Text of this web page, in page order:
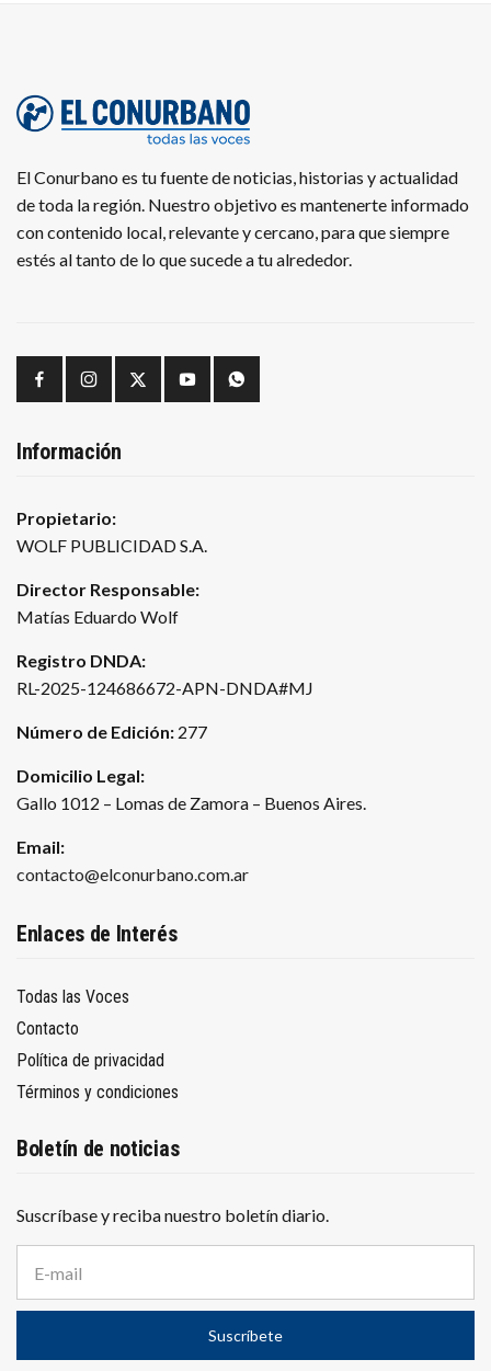
El Conurbano es tu fuente de noticias, historias y actualidad
de toda la región. Nuestro objetivo es mantenerte informado
con contenido local, relevante y cercano, para que siempre
estés al tanto de lo que sucede a tu alrededor.
Información
Propietario:
WOLF PUBLICIDAD S.A.
Director Responsable:
Matías Eduardo Wolf
Registro DNDA:
RL-2025-124686672-APN-DNDA#MJ
Número de Edición: 277
Domicilio Legal:
Gallo 1012 – Lomas de Zamora – Buenos Aires.
Email:
contacto@elconurbano.com.ar
Enlaces de Interés
Todas las Voces
Contacto
Política de privacidad
Términos y condiciones
Boletín de noticias
Suscríbase y reciba nuestro boletín diario.
r
e
c
Suscríbete